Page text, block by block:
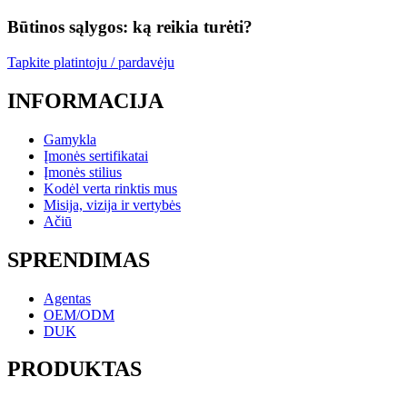
Būtinos sąlygos: ką reikia turėti?
Tapkite platintoju / pardavėju
INFORMACIJA
Gamykla
Įmonės sertifikatai
Įmonės stilius
Kodėl verta rinktis mus
Misija, vizija ir vertybės
Ačiū
SPRENDIMAS
Agentas
OEM/ODM
DUK
PRODUKTAS